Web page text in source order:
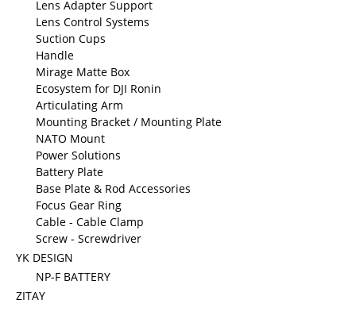
Lens Adapter Support
Lens Control Systems
Suction Cups
Handle
Mirage Matte Box
Ecosystem for DJI Ronin
Articulating Arm
Mounting Bracket / Mounting Plate
NATO Mount
Power Solutions
Battery Plate
Base Plate & Rod Accessories
Focus Gear Ring
Cable - Cable Clamp
Screw - Screwdriver
YK DESIGN
NP-F BATTERY
ZITAY